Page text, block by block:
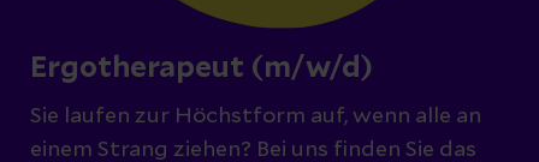
Ergotherapeut (m/w/d)
Sie laufen zur Höchstform auf, wenn alle an
einem Strang ziehen? Bei uns finden Sie das